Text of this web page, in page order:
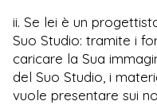
ii. Se lei è un
Suo Studio: tramite i
caricare la Sua
del Suo Studio, i
vuole presentare sui